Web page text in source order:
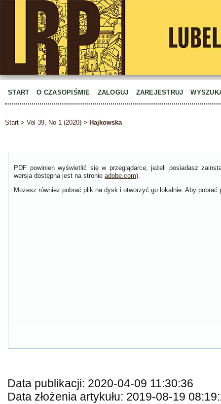
START O CZASOPIŚMIE ZALOGUJ ZAREJESTRUJ
Start > Vol 39, No 1 (2020) > Hajkowska
PDF powinien wyświetlić się w przeglądarce, jeżeli posiadasz
wersja dostępna jest na stronie adobe.com).
Możesz również pobrać plik na dysk i otworzyć go lokalnie. Aby
Data publikacji: 2020-04-09 11:30:36
Data złożenia artykułu: 2019-08-19